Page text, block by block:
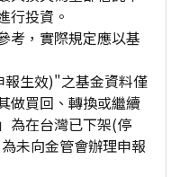
行投資。
考，實際規定應以基
生效)"之基金資料僅
做買回、轉換或繼續
為在台灣已下架(停
未向金管會辦理申報